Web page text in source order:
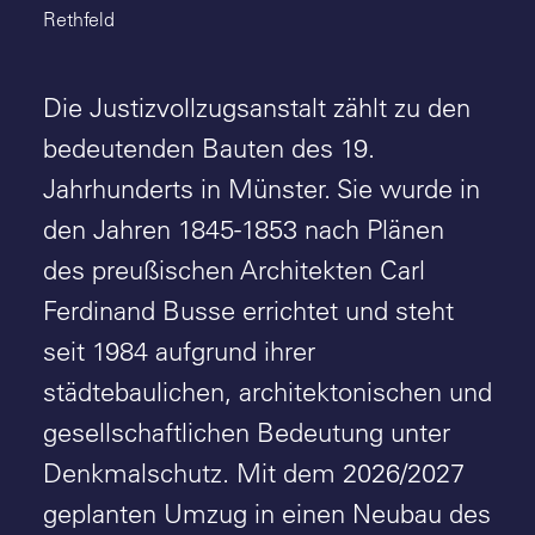
Rethfeld
Die Justizvollzugsanstalt zählt zu den
bedeutenden Bauten des 19.
Jahrhunderts in Münster. Sie wurde in
den Jahren 1845-1853 nach Plänen
des preußischen Architekten Carl
Ferdinand Busse errichtet und steht
seit 1984 aufgrund ihrer
städtebaulichen, architektonischen und
gesellschaftlichen Bedeutung unter
Denkmalschutz. Mit dem 2026/2027
geplanten Umzug in einen Neubau des